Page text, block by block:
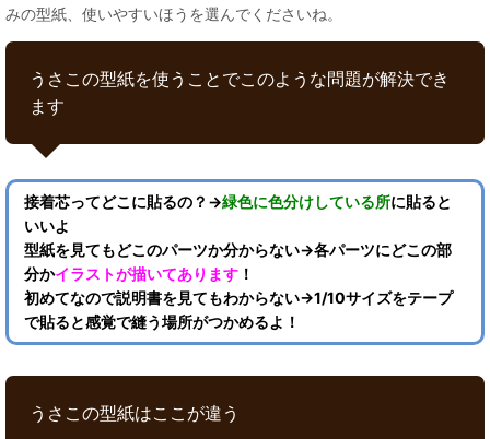
みの型紙、使いやすいほうを選んでくださいね。
うさこの型紙を使うことでこのような問題が解決でき
ます
接着芯ってどこに貼るの？→緑色に色分けしている所に貼ると
いいよ
型紙を見てもどこのパーツか分からない→各パーツにどこの部
分かイラストが描いてあります ！
初めてなので説明書を見てもわからない→1/10サイズをテープ
で貼ると感覚で縫う場所がつかめるよ！
うさこの型紙はここが違う